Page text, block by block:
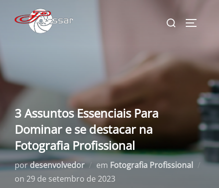
para
Pesquisar
3 Assuntos Essenciais Para
Dominar e se destacar na
Fotografia Profissional
pordesenvolvedor em Fotografia Profissional
on Postado
29 de setembro de 2023